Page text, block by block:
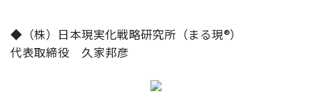
◆（株）日本現実化戦略研究所（まる現®）
代表取締役 久家邦彦